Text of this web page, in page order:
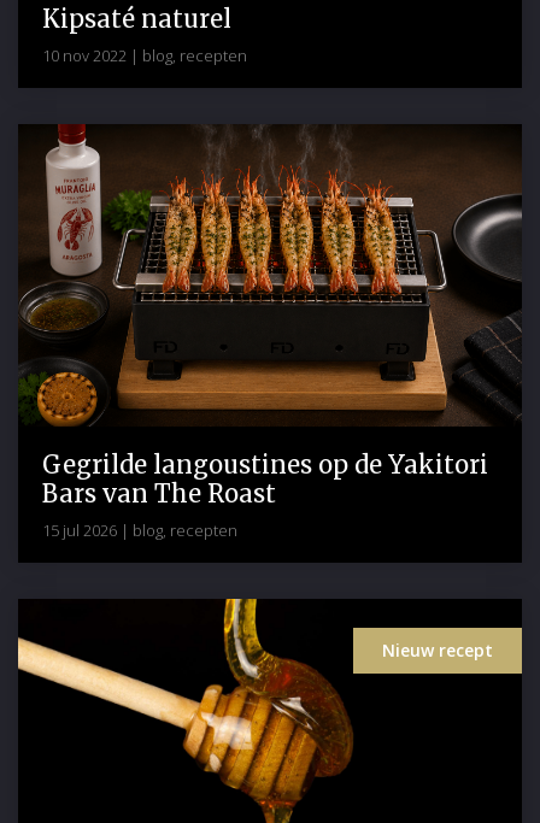
Kipsaté naturel
10 nov 2022 | blog, recepten
Gegrilde langoustines op de Yakitori
Bars van The Roast
15 jul 2026 | blog, recepten
Nieuw recept